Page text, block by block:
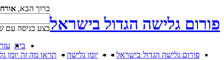
פורום גלישה הגדול בישראל
ברוך הבא, אורח
בצע כניסה עם
בית
פורום גלישה הגדול בישראל »
» יומן גלישה » תראו מה זה יומן